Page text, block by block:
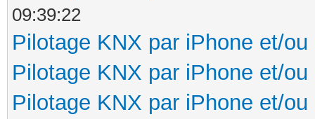
09:39:22
Pilotage KNX par iPhone et/ou
Pilotage KNX par iPhone et/ou
Pilotage KNX par iPhone et/ou